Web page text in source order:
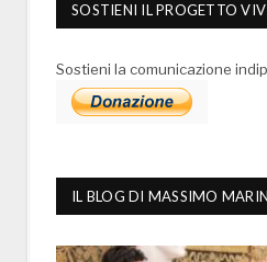
SOSTIENI IL PROGETTO
Sostieni la comunicazione
IL BLOG DI MASSIMO